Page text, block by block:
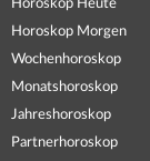
Horoskop Heute
Horoskop Morgen
Wochenhoroskop
Monatshoroskop
Jahreshoroskop
Partnerhoroskop